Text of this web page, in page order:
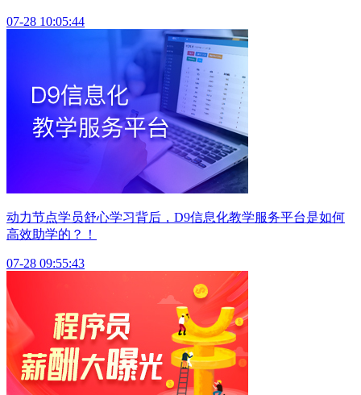
07-28 10:05:44
动力节点学员舒心学习背后，D9信息化教学服务平台是如何
高效助学的？！
07-28 09:55:43